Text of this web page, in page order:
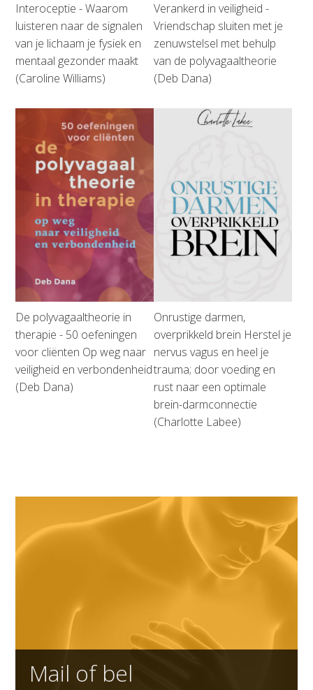
Interoceptie - Waarom
luisteren naar de signalen
van je lichaam je fysiek en
mentaal gezonder maakt
(Caroline Williams)
Verankerd in veiligheid -
Vriendschap sluiten met je
zenuwstelsel met behulp
van de polyvagaaltheorie
(Deb Dana)
De polyvagaaltheorie in
therapie - 50 oefeningen
voor cliënten Op weg naar
veiligheid en verbondenheid
(Deb Dana)
Onrustige darmen,
overprikkeld brein Herstel je
nervus vagus en heel je
trauma; door voeding en
rust naar een optimale
brein-darmconnectie
(Charlotte Labee)
Mail of bel